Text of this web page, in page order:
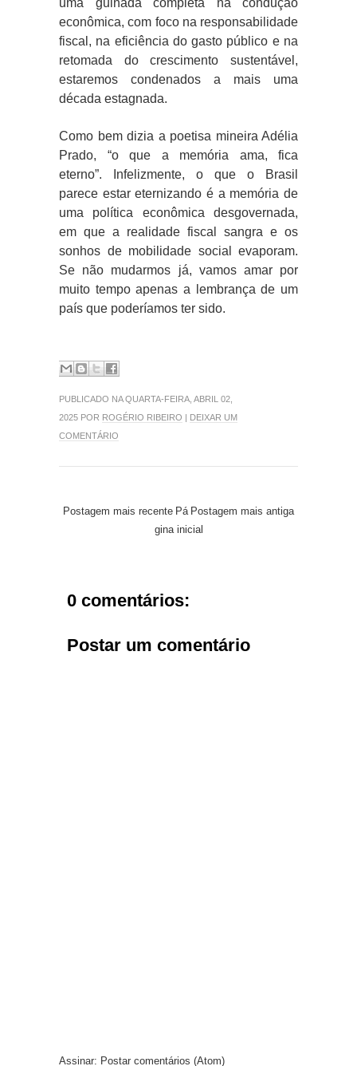
uma guinada completa na condução
econômica, com foco na responsabilidade
fiscal, na eficiência do gasto público e na
retomada do crescimento sustentável,
estaremos condenados a mais uma
década estagnada.
Como bem dizia a poetisa mineira Adélia
Prado, “o que a memória ama, fica
eterno”. Infelizmente, o que o Brasil
parece estar eternizando é a memória de
uma política econômica desgovernada,
em que a realidade fiscal sangra e os
sonhos de mobilidade social evaporam.
Se não mudarmos já, vamos amar por
muito tempo apenas a lembrança de um
país que poderíamos ter sido.
PUBLICADO NA QUARTA-FEIRA, ABRIL 02,
2025 POR ROGÉRIO RIBEIRO | DEIXAR UM
COMENTÁRIO
Postagem mais recente Postagem mais antiga
Pá
gina inicial
0 comentários:
Postar um comentário
Assinar: Postar comentários (Atom)